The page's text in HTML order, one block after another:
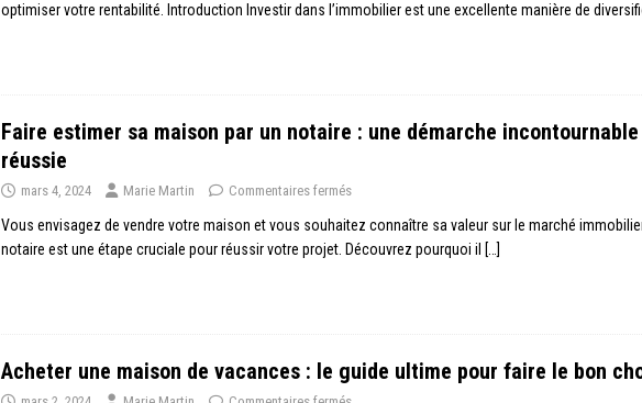
optimiser votre rentabilité. Introduction Investir dans l’immobilier est une excellente manière de
Faire estimer sa maison par un notaire : une démarche
réussie
mars 4, 2024 Marie Martin Commentaires fermés
Vous envisagez de vendre votre maison et vous souhaitez connaître sa valeur sur le marché
notaire est une étape cruciale pour réussir votre projet. Découvrez pourquoi il […]
Acheter une maison de vacances : le guide ultime pour faire le bon